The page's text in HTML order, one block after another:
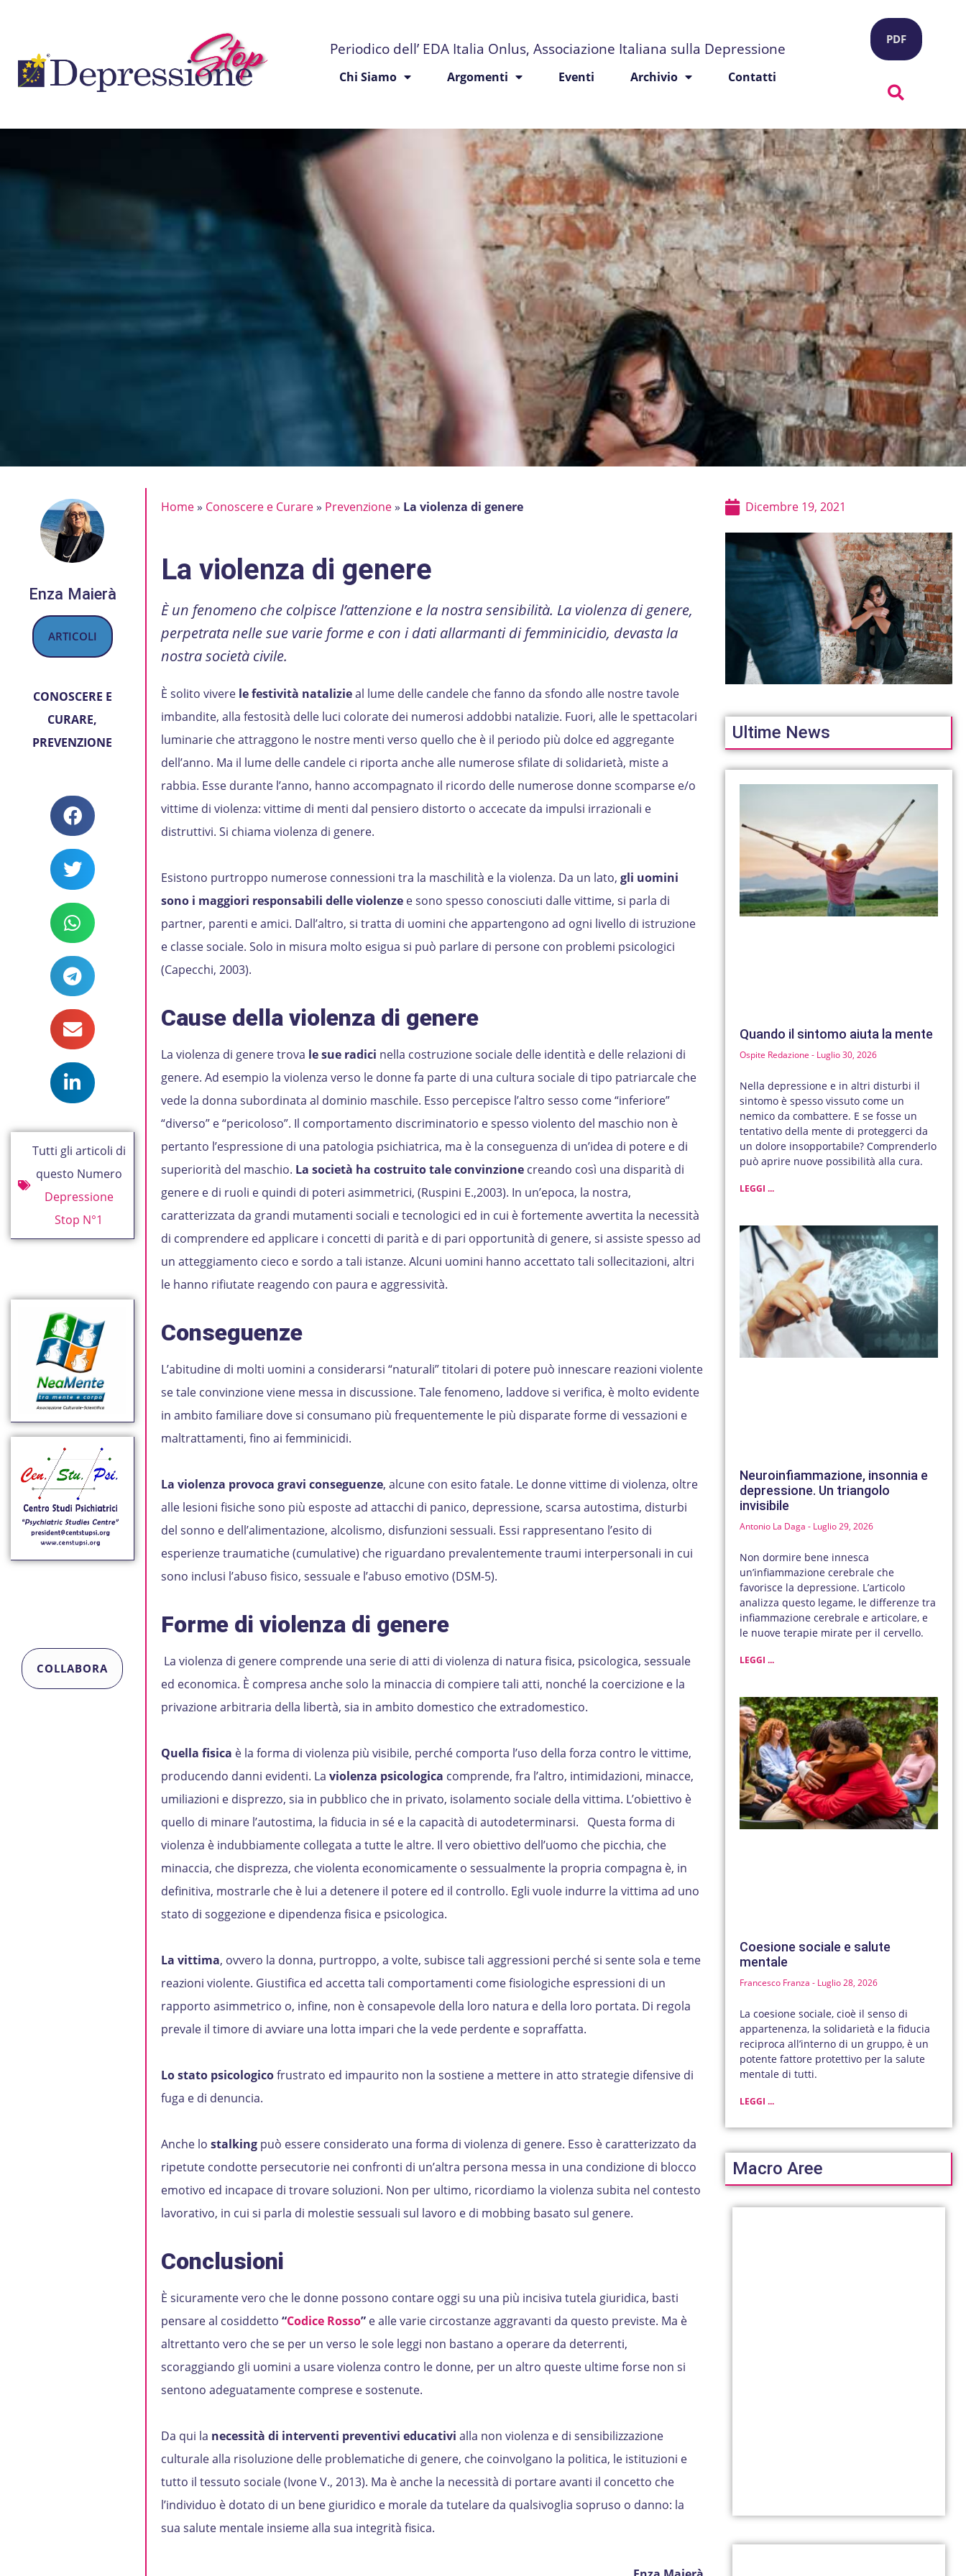
Periodico dell’ EDA Italia Onlus, Associazione Italiana sulla Depressione
Chi Siamo Argomenti Eventi Archivio Contatti
PDF
Enza Maierà
ARTICOLI
CONOSCERE E
CURARE,
PREVENZIONE
Tutti gli articoli di
questo Numero
Depressione
Stop N°1
COLLABORA
Home» Conoscere e Curare» Prevenzione» La violenza di genere
La violenza di genere
È un fenomeno che colpisce l’attenzione e la nostra sensibilità. La violenza di genere,
perpetrata nelle sue varie forme e con i dati allarmanti di femminicidio, devasta la
nostra società civile.
È solito vivere le festività natalizieal lume delle candele che fanno da sfondo alle nostre tavole
imbandite, alla festosità delle luci colorate dei numerosi addobbi natalizie. Fuori, alle le spettacolari
luminarie che attraggono le nostre menti verso quello che è il periodo più dolce ed aggregante
dell’anno. Ma il lume delle candele ci riporta anche alle numerose sfilate di solidarietà, miste a
rabbia. Esse durante l’anno, hanno accompagnato il ricordo delle numerose donne scomparse e/o
vittime di violenza: vittime di menti dal pensiero distorto o accecate da impulsi irrazionali e
distruttivi. Si chiama violenza di genere.
Esistono purtroppo numerose connessioni tra la maschilità e la violenza. Da un lato, gli uomini
sono i maggiori responsabili delle violenzee sono spesso conosciuti dalle vittime, si parla di
partner, parenti e amici. Dall’altro, si tratta di uomini che appartengono ad ogni livello di istruzione
e classe sociale. Solo in misura molto esigua si può parlare di persone con problemi psicologici
(Capecchi, 2003).
Cause della violenza di genere
La violenza di genere trova le sue radici nella costruzione sociale delle identità e delle relazioni di
genere. Ad esempio la violenza verso le donne fa parte di una cultura sociale di tipo patriarcale che
vede la donna subordinata al dominio maschile. Esso percepisce l’altro sesso come “inferiore”
“diverso” e “pericoloso”. Il comportamento discriminatorio e spesso violento del maschio non è
pertanto l’espressione di una patologia psichiatrica, ma è la conseguenza di un’idea di potere e di
superiorità del maschio. La società ha costruito tale convinzionecreando così una disparità di
genere e di ruoli e quindi di poteri asimmetrici, (Ruspini E.,2003). In un’epoca, la nostra,
caratterizzata da grandi mutamenti sociali e tecnologici ed in cui è fortemente avvertita la necessità
di comprendere ed applicare i concetti di parità e di pari opportunità di genere, si assiste spesso ad
un atteggiamento cieco e sordo a tali istanze. Alcuni uomini hanno accettato tali sollecitazioni, altri
le hanno rifiutate reagendo con paura e aggressività.
Conseguenze
L’abitudine di molti uomini a considerarsi “naturali” titolari di potere può innescare reazioni violente
se tale convinzione viene messa in discussione. Tale fenomeno, laddove si verifica, è molto evidente
in ambito familiare dove si consumano più frequentemente le più disparate forme di vessazioni e
maltrattamenti, fino ai femminicidi.
La violenza provoca gravi conseguenze, alcune con esito fatale. Le donne vittime di violenza, oltre
alle lesioni fisiche sono più esposte ad attacchi di panico, depressione, scarsa autostima, disturbi
del sonno e dell’alimentazione, alcolismo, disfunzioni sessuali. Essi rappresentano l’esito di
esperienze traumatiche (cumulative) che riguardano prevalentemente traumi interpersonali in cui
sono inclusi l’abuso fisico, sessuale e l’abuso emotivo (DSM-5).
Forme di violenza di genere
La violenza di genere comprende una serie di atti di violenza di natura fisica, psicologica, sessuale
ed economica. È compresa anche solo la minaccia di compiere tali atti, nonché la coercizione e la
privazione arbitraria della libertà, sia in ambito domestico che extradomestico.
Quella fisica è la forma di violenza più visibile, perché comporta l’uso della forza contro le vittime,
producendo danni evidenti. La violenza psicologica comprende, fra l’altro, intimidazioni, minacce,
umiliazioni e disprezzo, sia in pubblico che in privato, isolamento sociale della vittima. L’obiettivo è
quello di minare l’autostima, la fiducia in sé e la capacità di autodeterminarsi. Questa forma di
violenza è indubbiamente collegata a tutte le altre. Il vero obiettivo dell’uomo che picchia, che
minaccia, che disprezza, che violenta economicamente o sessualmente la propria compagna è, in
definitiva, mostrarle che è lui a detenere il potere ed il controllo. Egli vuole indurre la vittima ad uno
stato di soggezione e dipendenza fisica e psicologica.
La vittima, ovvero la donna, purtroppo, a volte, subisce tali aggressioni perché si sente sola e teme
reazioni violente. Giustifica ed accetta tali comportamenti come fisiologiche espressioni di un
rapporto asimmetrico o, infine, non è consapevole della loro natura e della loro portata. Di regola
prevale il timore di avviare una lotta impari che la vede perdente e sopraffatta.
Lo stato psicologicofrustrato ed impaurito non la sostiene a mettere in atto strategie difensive di
fuga e di denuncia.
Anche lo stalkingpuò essere considerato una forma di violenza di genere. Esso è caratterizzato da
ripetute condotte persecutorie nei confronti di un’altra persona messa in una condizione di blocco
emotivo ed incapace di trovare soluzioni. Non per ultimo, ricordiamo la violenza subita nel contesto
lavorativo, in cui si parla di molestie sessuali sul lavoro e di mobbing basato sul genere.
Conclusioni
È sicuramente vero che le donne possono contare oggi su una più incisiva tutela giuridica, basti
pensare al cosiddetto “Codice Rosso” e alle varie circostanze aggravanti da questo previste. Ma è
altrettanto vero che se per un verso le sole leggi non bastano a operare da deterrenti,
scoraggiando gli uomini a usare violenza contro le donne, per un altro queste ultime forse non si
sentono adeguatamente comprese e sostenute.
Da qui la necessità di interventi preventivi educativi alla non violenza e di sensibilizzazione
culturale alla risoluzione delle problematiche di genere, che coinvolgano la politica, le istituzioni e
tutto il tessuto sociale (Ivone V., 2013). Ma è anche la necessità di portare avanti il concetto che
l’individuo è dotato di un bene giuridico e morale da tutelare da qualsivoglia sopruso o danno: la
sua salute mentale insieme alla sua integrità fisica.
Dicembre 19, 2021
Ultime News
Quando il sintomo aiuta la mente
Ospite Redazione Luglio 30, 2026
Nella depressione e in altri disturbi il
sintomo è spesso vissuto come un
nemico da combattere. E se fosse un
tentativo della mente di proteggerci da
un dolore insopportabile? Comprenderlo
può aprire nuove possibilità alla cura.
LEGGI ...
Neuroinfiammazione, insonnia e
depressione. Un triangolo
invisibile
Antonio La Daga Luglio 29, 2026
Non dormire bene innesca
un’infiammazione cerebrale che
favorisce la depressione. L’articolo
analizza questo legame, le differenze tra
infiammazione cerebrale e articolare, e
le nuove terapie mirate per il cervello.
LEGGI ...
Coesione sociale e salute
mentale
Francesco Franza Luglio 28, 2026
La coesione sociale, cioè il senso di
appartenenza, la solidarietà e la fiducia
reciproca all’interno di un gruppo, è un
potente fattore protettivo per la salute
mentale di tutti.
LEGGI ...
Macro Aree